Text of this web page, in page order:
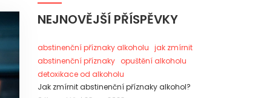
NEJNOVĚJŠÍ PŘÍSPĚVKY
abstinenční příznaky alkoholu jak zmírnit
abstinenční příznaky
opuštění alkoholu
detoxikace od alkoholu
Jak zmírnit abstinenční příznaky alkohol?